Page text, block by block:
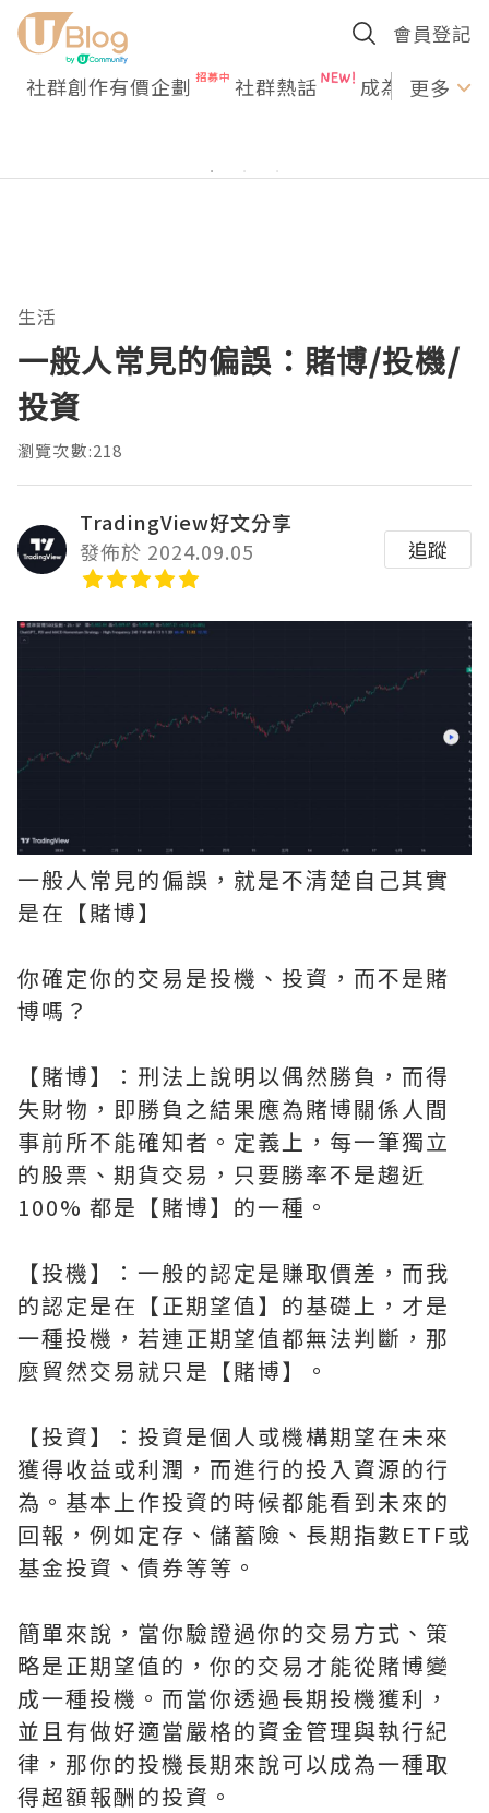
會員登記
社群創作有價企劃 社群熱話 成為U更多
生活
一般人常見的偏誤：賭博/投機/
投資
瀏覽次數:218
TradingView好文分享
發佈於 2024.09.05
追蹤
一般人常見的偏誤，就是不清楚自己其實
是在【賭博】
你確定你的交易是投機、投資，而不是賭
博嗎？
【賭博】：刑法上說明以偶然勝負，而得
失財物，即勝負之結果應為賭博關係人間
事前所不能確知者。定義上，每一筆獨立
的股票、期貨交易，只要勝率不是趨近
100% 都是【賭博】的一種。
【投機】：一般的認定是賺取價差，而我
的認定是在【正期望值】的基礎上，才是
一種投機，若連正期望值都無法判斷，那
麼貿然交易就只是【賭博】。
【投資】：投資是個人或機構期望在未來
獲得收益或利潤，而進行的投入資源的行
為。基本上作投資的時候都能看到未來的
回報，例如定存、儲蓄險、長期指數ETF或
基金投資、債券等等。
簡單來說，當你驗證過你的交易方式、策
略是正期望值的，你的交易才能從賭博變
成一種投機。而當你透過長期投機獲利，
並且有做好適當嚴格的資金管理與執行紀
律，那你的投機長期來說可以成為一種取
得超額報酬的投資。